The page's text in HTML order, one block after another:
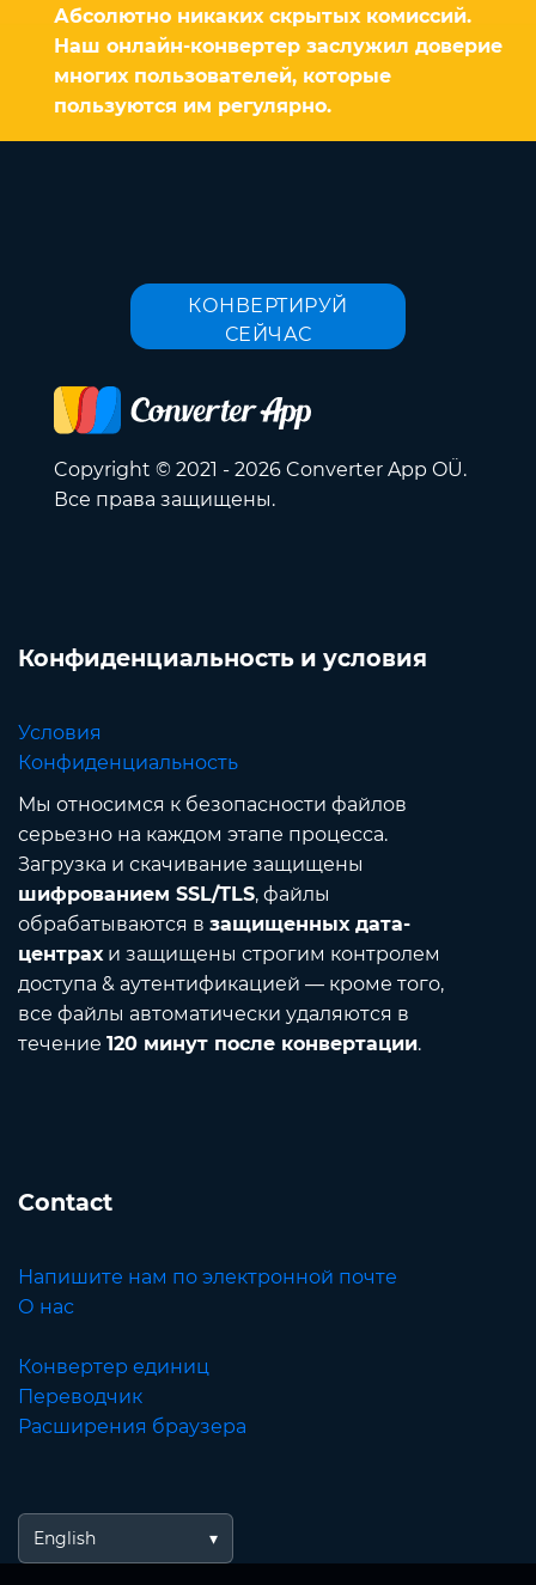
Абсолютно никаких скрытых комиссий.
Наш онлайн-конвертер заслужил доверие
многих пользователей, которые
пользуются им регулярно.
КОНВЕРТИРУЙ
СЕЙЧАС
Copyright © 2021 - 2026 Converter App OÜ.
Все права защищены.
Конфиденциальность и условия
Условия
Конфиденциальность
Мы относимся к безопасности файлов
серьезно на каждом этапе процесса.
Загрузка и скачивание защищены
шифрованием SSL/TLS, файлы
обрабатываются в защищенных дата-
центрахи защищены строгим контролем
доступа & аутентификацией — кроме того,
все файлы автоматически удаляются в
течение 120 минут после конвертации.
Contact
Напишите нам по электронной почте
О нас
Конвертер единиц
Переводчик
Расширения браузера
English